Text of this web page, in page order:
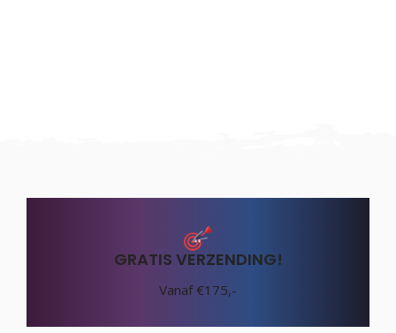
GRATIS VERZENDING!
Vanaf €175,-